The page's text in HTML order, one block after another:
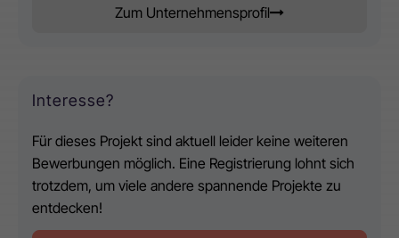
Zum Unternehmensprofil
Interesse?
Für dieses Projekt sind aktuell leider keine weiteren
Bewerbungen möglich. Eine Registrierung lohnt sich
trotzdem, um viele andere spannende Projekte zu
entdecken!